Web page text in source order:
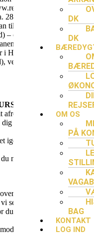
DK
DK
OM OS
PÅ
BAG
KONTAKT
LOG IND
28,5 km vandring, kan
tilkøbes. Fra Helsingør
– og fra København er
Hvis du kommer i
i Helsingør. Du kan
ved slut (Helsingør) –
afrejsemateriale til turen
pr. post og du kan
igennem og forberede
modtager til denne
området. Der er ikke
sender dig de bedste
du kan se området og
kortene 30 dage